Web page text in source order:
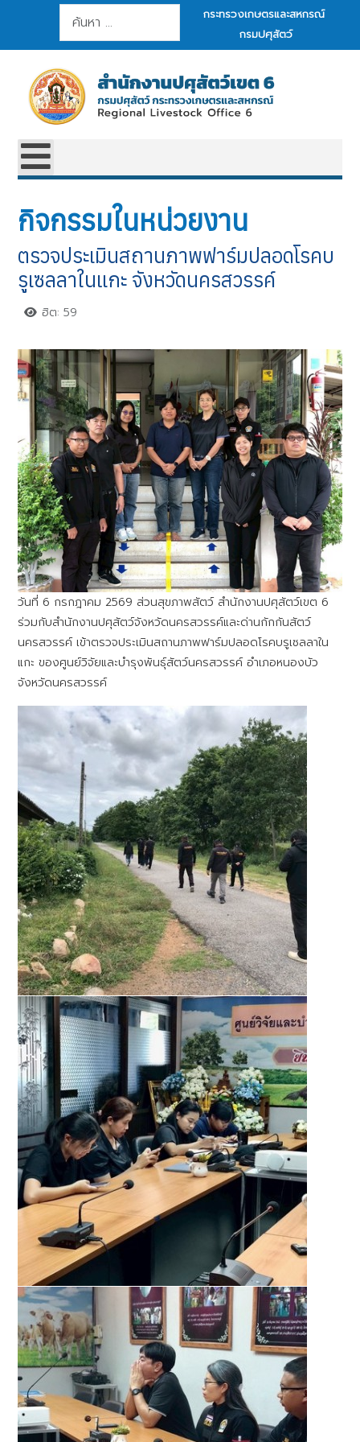
การค้นหา
กระทรวงเกษตรและสหกรณ์
กรมปศุสัตว์
กิจกรรมในหน่วยงาน
ตรวจประเมินสถานภาพฟาร์มปลอดโรคบ
รูเซลลาในแกะ จังหวัดนครสวรรค์
ฮิต: 59
วันที่ 6 กรกฎาคม 2569 ส่วนสุขภาพสัตว์ สำนักงานปศุสัตว์เขต 6
ร่วมกับสำนักงานปศุสัตว์จังหวัดนครสวรรค์และด่านกักกันสัตว์
นครสวรรค์ เข้าตรวจประเมินสถานภาพฟาร์มปลอดโรคบรูเซลลาใน
แกะ ของศูนย์วิจัยและบำรุงพันธุ์สัตว์นครสวรรค์ อำเภอหนองบัว
จังหวัดนครสวรรค์